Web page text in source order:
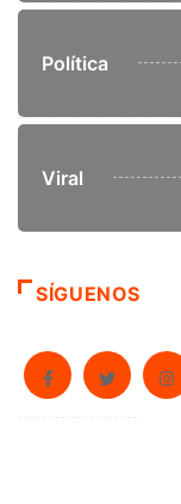
Política
Viral
SÍGUENOS